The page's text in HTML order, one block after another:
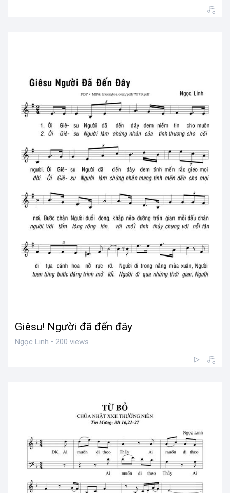
Giêsu! Người đã đến đây
Ngọc Linh • 200 views